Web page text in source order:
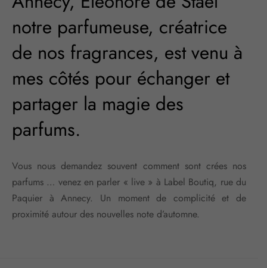
notre parfumeuse, créatrice
de nos fragrances, est venu à
mes côtés pour échanger et
partager la magie des
parfums.
Vous nous demandez souvent comment sont crées nos
parfums … venez en parler « live » à Label Boutiq, rue du
Paquier à Annecy. Un moment de complicité et de
proximité autour des nouvelles note d’automne.